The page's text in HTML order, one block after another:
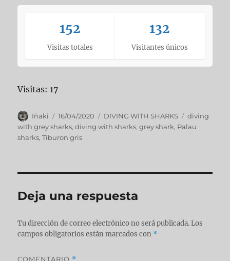
152
Visitas totales
132
Visitantes únicos
Visitas: 17
Iñaki 16/04/2020 DIVING WITH SHARKS
diving
with grey sharks,diving with sharks,grey shark, Palau
sharks,Tiburon gris
Deja una respuesta
Tu dirección de correo electrónico no será publicada. Los
campos obligatorios están marcados con *
COMENTARIO